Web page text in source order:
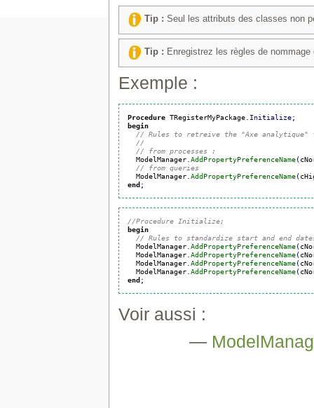
Tip : Seul les attributs des classes non
Tip : Enregistrez les règles de
Exemple :
Procedure TRegisterMyPackage Initialize;
begin
// Rules to retreive the "Axe analytique"
//
// from processes :
  ModelManager
.AddPropertyPreferenceName(
// from queries
  ModelManager
.AddPropertyPreferenceName(
end ;
//Procedure Initialize;
begin
// Rules to standardize start and end
  ModelManager
.AddPropertyPreferenceName(
  ModelManager
.AddPropertyPreferenceName(
  ModelManager
.AddPropertyPreferenceName(
  ModelManager
.AddPropertyPreferenceName(
end ;
Voir aussi :
—